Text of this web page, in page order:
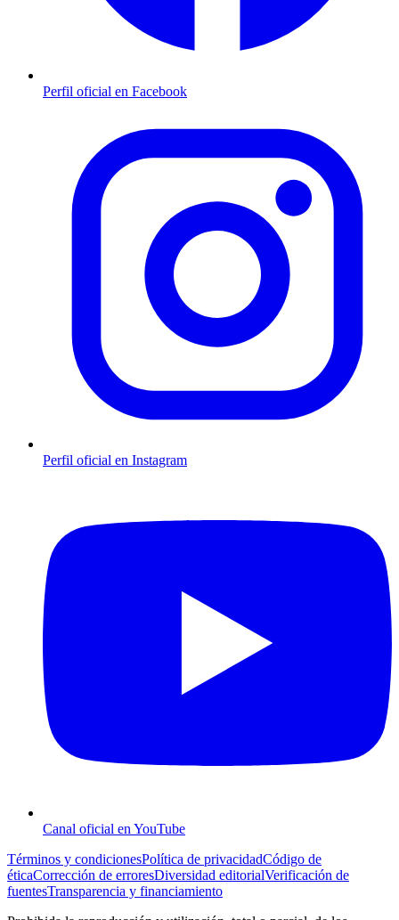
Perfil oficial en Facebook
Perfil oficial en Instagram
Canal oficial en YouTube
Términos y condicionesPolítica de privacidadCódigo de
éticaCorrección de erroresDiversidad editorialVerificación de
fuentesTransparencia y financiamiento